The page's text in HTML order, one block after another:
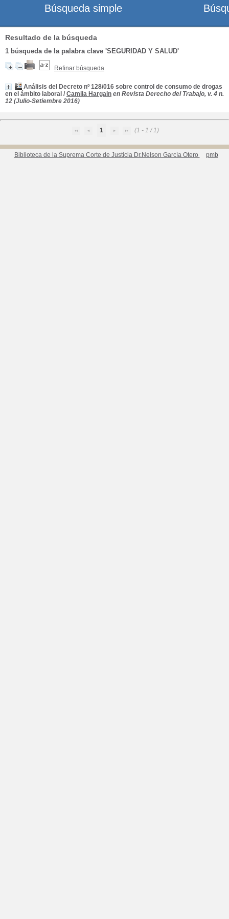
Resultado de la búsqueda
1 búsqueda de la palabra clave 'SEGURIDAD Y SALUD'
Refinar búsqueda
Análisis del Decreto nº 128/016 sobre control de consumo de drogas
en el ámbito laboral / Camila Hargain en Revista Derecho del Trabajo, v. 4 n.
12 (Julio-Setiembre 2016)
1 (1 - 1 / 1)
Biblioteca de la Suprema Corte de Justicia Dr.Nelson García Otero pmb
Búsqueda simple